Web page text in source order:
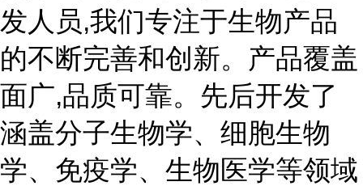
发人员,我们专注于生物产品
的不断完善和创新。产品覆盖
面广,品质可靠。先后开发了
涵盖分子生物学、细胞生物
学、免疫学、生物医学等领域